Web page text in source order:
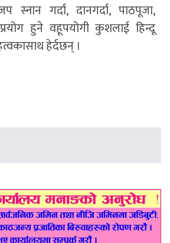
स्नान गर्दा, दानगर्दा, पाठपूजा,
हुने वहूपयोगी कुशलाई हिन्दू
हेर्दछन् ।